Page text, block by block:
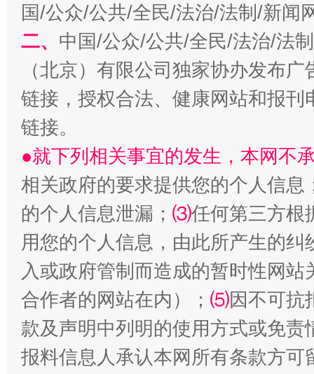
解纷+调解+退费，一次搞定
站台名比不上好声名
国/公众/公共/全民/法治/法制/新闻
二、 中国/公众/公共/全民/法治/法
（北京）有限公司独家协办发布
链接，授权合法、健康网站和报
链接。
●就下列相关事宜的发生，本网不
相关政府的要求提供您的个人信息
的个人信息泄漏； ⑶任何第三方根
用您的个人信息，由此所产生的纠
入或政府管制而造成的暂时性网
合作者的网站在内）； ⑸因不可抗
款及声明中列明的使用方式或免责
报料信息人承认本网所有条款方